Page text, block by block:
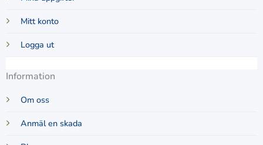
Mitt konto
Logga ut
Information
Om oss
Anmäl en skada